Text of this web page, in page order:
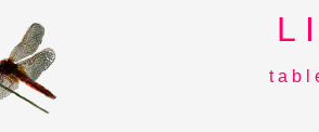
L
t a b l